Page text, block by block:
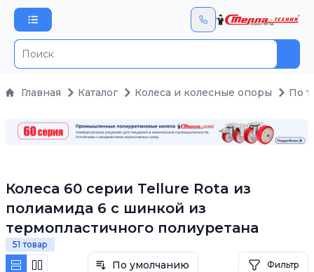
Главная Каталог Колеса и колесные опоры По
Колеса 60 серии Tellure Rota из
полиамида 6 с шинкой из
термопластичного полиуретана
51 товар
По умолчанию Фильтр